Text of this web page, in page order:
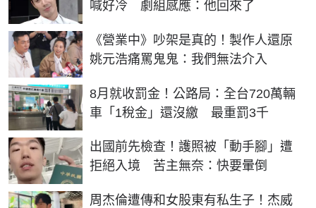
喊好冷 劇組感應：他回來了
《營業中》吵架是真的！製作人還原
姚元浩痛罵鬼鬼：我們無法介入
8月就收罰金！公路局：全台720萬輛
車「1稅金」還沒繳 最重罰3千
出國前先檢查！護照被「動手腳」遭
拒絕入境 苦主無奈：快要暈倒
周杰倫遭傳和女股東有私生子！杰威